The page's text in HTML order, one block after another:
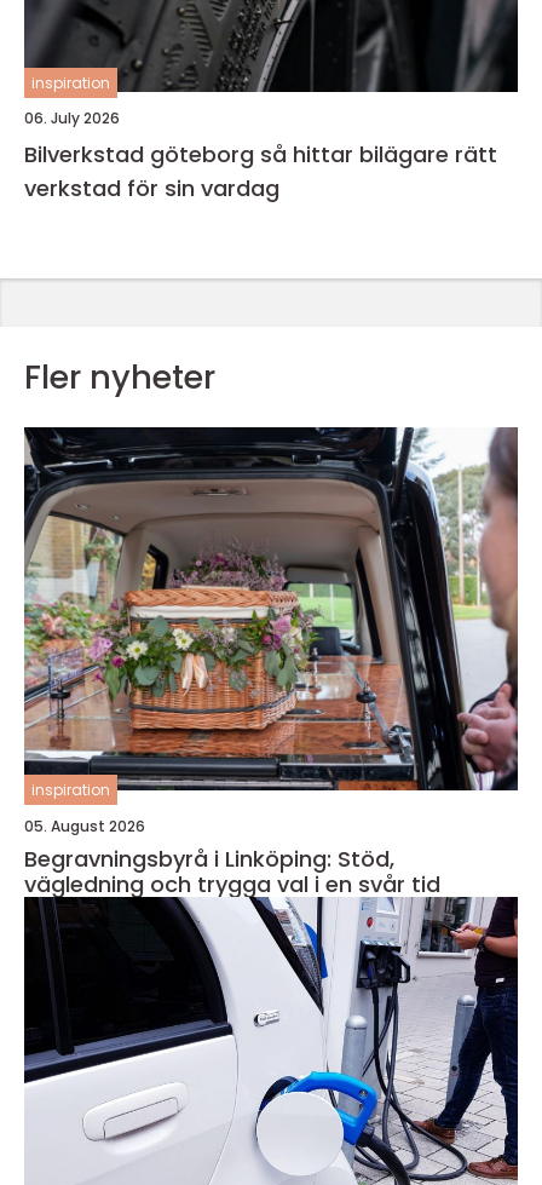
inspiration
06. July 2026
Bilverkstad göteborg så hittar bilägare rätt
verkstad för sin vardag
Fler nyheter
inspiration
05. August 2026
Begravningsbyrå i Linköping: Stöd,
vägledning och trygga val i en svår tid